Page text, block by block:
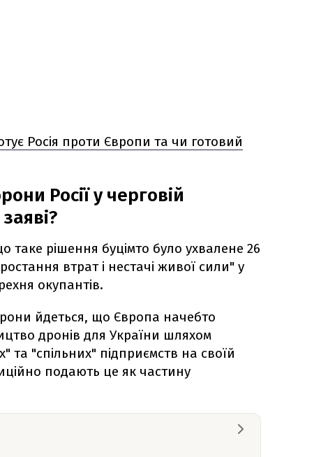
Росія проти Європи та чи готовий
Росії у черговій
таке рішення буцімто було ухвалене 26
втрат і нестачі живої сили" у
окупантів.
йдеться, що Європа начебто
дронів для України шляхом
та "спільних" підприємств на своїй
подають це як частину